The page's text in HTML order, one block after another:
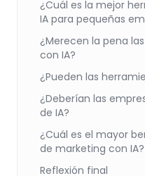
¿Cuál es la mejor
IA para pequeñas
¿Merecen la pena
con IA?
¿Pueden las
¿Deberían las
de IA?
¿Cuál es el mayor
de marketing con IA?
Reflexión final